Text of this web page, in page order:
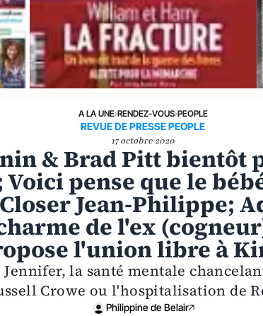
A LA UNE›RENDEZ-VOUS›PEOPLE
REVUE DE PRESSE PEOPLE
17 octobre 2020
& Brad Pitt bientôt
pense que le
Jean-Philippe;
de l'ex
l'union libre à
la santé mentale
Crowe ou l'hospitalisation de
Philippine de Belair